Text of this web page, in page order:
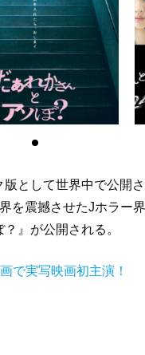
として世界中で公開
を震撼させたJホラー
』が公開される。
で実写映画初主演！